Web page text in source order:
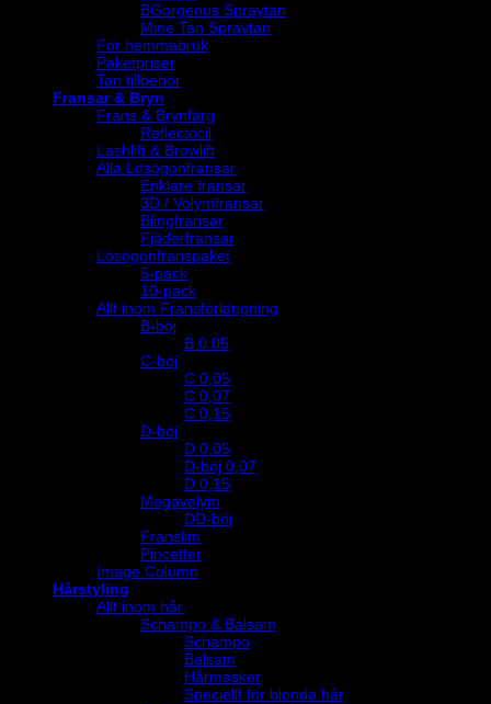
BGorgeous Spraytan
Mine Tan Spraytan
För hemmabruk
Paketpriser
Tan tillbehör
Fransar & Bryn
Frans & Brynfärg
Reflectocil
Lashlift & Browlift
Alla Lösögonfransar
Enklare fransar
3D / Volymfransar
Blingfransar
Fjäderfransar
Lösögonfranspaket
5-pack
10-pack
Allt inom Fransförlängning
B-böj
B 0.05
C-böj
C 0,05
C 0,07
C 0,15
D-böj
D 0,05
D-böj 0,07
D 0,15
Megavolym
DD-böj
Franslim
Pincetter
Image Column
Hårstyling
Allt inom hår
Schampo & Balsam
Schampo
Balsam
Hårmasker
Speciellt för blonda hår